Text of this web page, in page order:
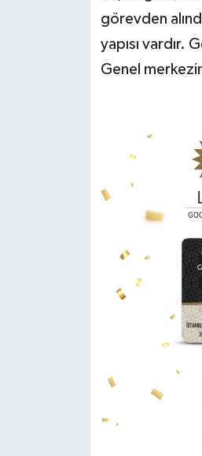
görevden
yapısı vardır.
Genel